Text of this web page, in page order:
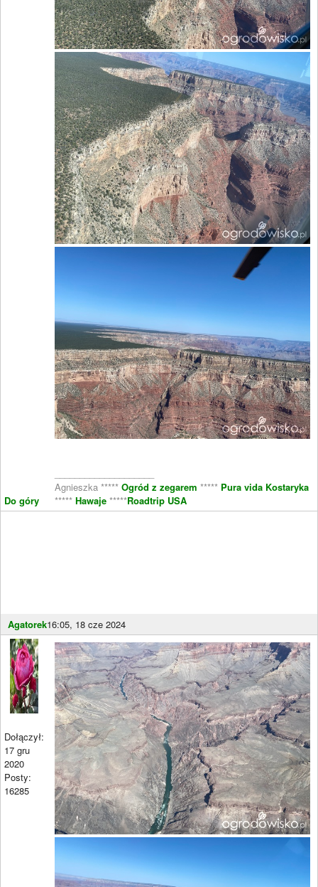
Do góry
Agnieszka ***** Ogród z zegarem ***** Pura vida Kostaryka
***** Hawaje *****Roadtrip USA
Agatorek16:05, 18 cze 2024
Dołączył:
17 gru
2020
Posty:
16285